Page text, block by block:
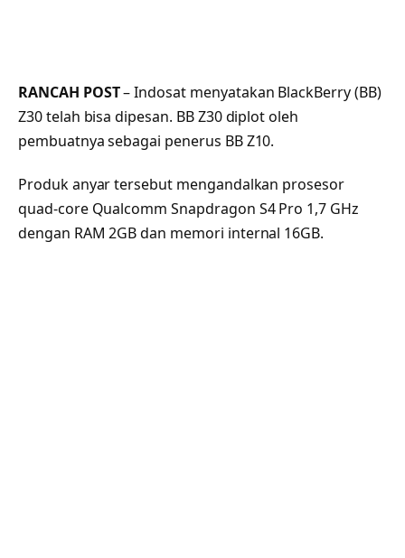
RANCAH POST– Indosat menyatakan BlackBerry (BB)
Z30 telah bisa dipesan. BB Z30 diplot oleh
pembuatnya sebagai penerus BB Z10.
Produk anyar tersebut mengandalkan prosesor
quad-core Qualcomm Snapdragon S4 Pro 1,7 GHz
dengan RAM 2GB dan memori internal 16GB.